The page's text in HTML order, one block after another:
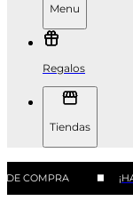
Menu
Regalos
Tiendas
COMPRA